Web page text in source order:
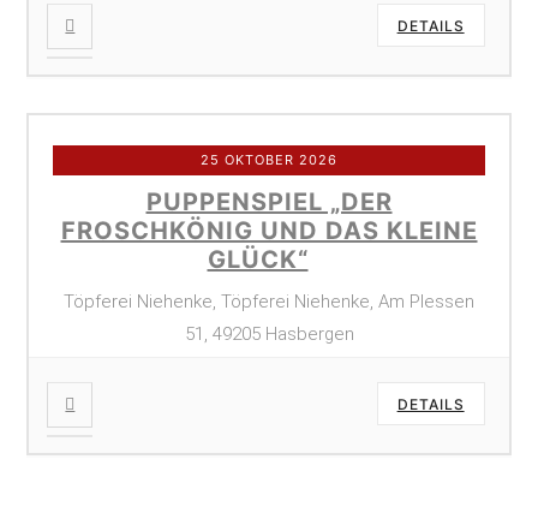
DETAILS
25 OKTOBER 2026
PUPPENSPIEL „DER
FROSCHKÖNIG UND DAS KLEINE
GLÜCK“
Töpferei Niehenke, Töpferei Niehenke, Am Plessen
51, 49205 Hasbergen
DETAILS